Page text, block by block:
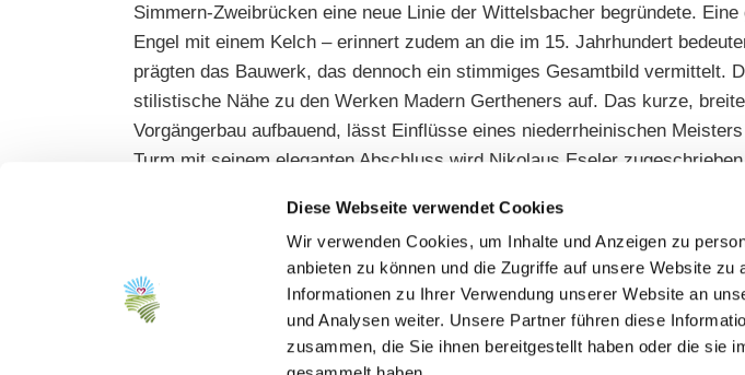
Diese Webseite verwendet Cookies
Wir verwenden Cookies, um Inhalte und Anzeigen zu
anbieten zu können und die Zugriffe auf unsere Website zu
Informationen zu Ihrer Verwendung unserer Website an
und Analysen weiter. Unsere Partner führen diese
zusammen, die Sie ihnen bereitgestellt haben oder die sie
Simmern-Zweibrücken eine neue Linie der Wittelsbacher begründete.
Engel mit einem Kelch – erinnert zudem an die im 15. Jahrhundert
prägten das Bauwerk, das dennoch ein stimmiges Gesamtbild vermittelt.
stilistische Nähe zu den Werken Madern Gertheners auf. Das kurze,
Vorgängerbau aufbauend, lässt Einflüsse eines niederrheinischen
Turm mit seinem eleganten Abschluss wird Nikolaus Eseler zugeschrieben.